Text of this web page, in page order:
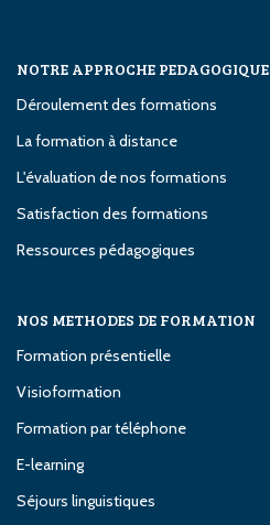
NOTRE APPROCHE PEDAGOGIQUE
Déroulement des formations
La formation à distance
L'évaluation de nos formations
Satisfaction des formations
Ressources pédagogiques
NOS METHODES DE FORMATION
Formation présentielle
Visioformation
Formation par téléphone
E-learning
Séjours linguistiques